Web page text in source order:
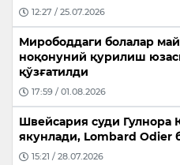
12:27 / 25.07.2026
Мирободдаги болалар
ноқонуний қурилиш
қўзғатилди
17:59 / 01.08.2026
Швейсария суди Гулнора
якунлади, Lombard Odier
15:21 / 28.07.2026